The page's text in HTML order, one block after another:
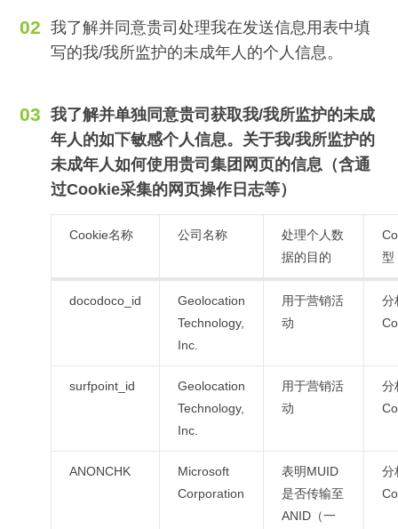
我了解并同意贵司处理我在发送信息用表中填
写的我/我所监护的未成年人的个人信息。
我了解并单独同意贵司获取我/我所监护的未成
年人的如下敏感个人信息。关于我/我所监护的
未成年人如何使用贵司集团网页的信息（含通
过Cookie采集的网页操作日志等）
Cookie名称 公司名称
处理个人数
据的目的
型
docodoco_id
Geolocation
Technology,
Inc.
用于营销活
动
分
surfpoint_id
Geolocation
Technology,
Inc.
用于营销活
动
分
ANONCHK
Microsoft
Corporation
表明MUID
是否传输至
ANID（一
分